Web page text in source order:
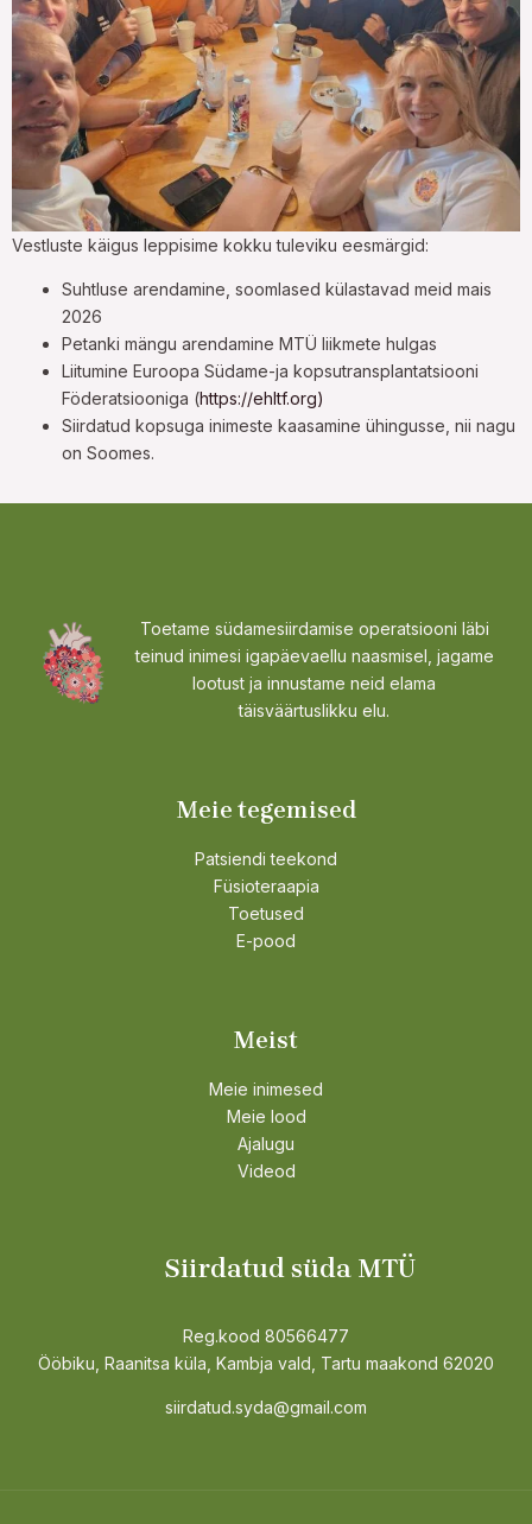
Vestluste käigus leppisime kokku tuleviku eesmärgid:
Suhtluse arendamine, soomlased külastavad meid mais
2026
Petanki mängu arendamine MTÜ liikmete hulgas
Liitumine Euroopa Südame-ja kopsutransplantatsiooni
Föderatsiooniga (https://ehltf.org)
Siirdatud kopsuga inimeste kaasamine ühingusse, nii nagu
on Soomes.
Toetame südamesiirdamise operatsiooni läbi
teinud inimesi igapäevaellu naasmisel, jagame
lootust ja innustame neid elama
täisväärtuslikku elu.
Meie tegemised
Patsiendi teekond
Füsioteraapia
Toetused
E-pood
Meist
Meie inimesed
Meie lood
Ajalugu
Videod
Siirdatud süda MTÜ
Reg.kood 80566477
Ööbiku, Raanitsa küla, Kambja vald, Tartu maakond 62020
siirdatud.syda@gmail.com